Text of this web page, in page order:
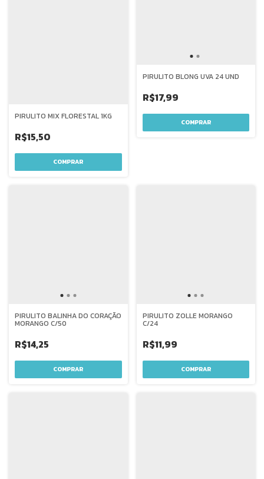
PIRULITO MIX FLORESTAL 1KG
R$15,50
PIRULITO BLONG UVA 24 UND
R$17,99
PIRULITO BALINHA DO CORAÇÃO
MORANGO C/50
R$14,25
PIRULITO ZOLLE MORANGO
C/24
R$11,99